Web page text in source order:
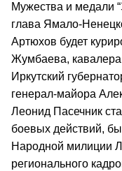
Мужества и медали
глава Ямало-
Артюхов будет
Жумбаева,
Иркутский
генерал-майора
Леонид Пасечник
боевых действий,
Народной милиции
регионального